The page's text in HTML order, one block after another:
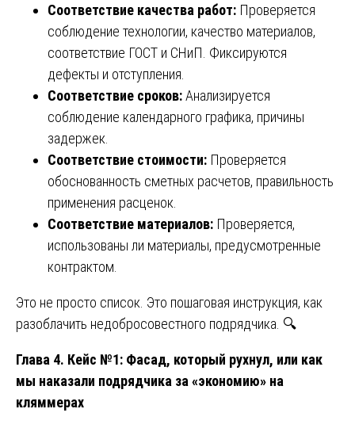
Соответствие качества работ: Проверяется
соблюдение технологии, качество материалов,
соответствие ГОСТ и СНиП. Фиксируются
дефекты и отступления.
Соответствие сроков:Анализируется
соблюдение календарного графика, причины
задержек.
Соответствие стоимости: Проверяется
обоснованность сметных расчетов, правильность
применения расценок.
Соответствие материалов: Проверяется,
использованы ли материалы, предусмотренные
контрактом.
Это не просто список. Это пошаговая инструкция, как
разоблачить недобросовестного подрядчика. 🔍
Глава 4. Кейс №1: Фасад, который рухнул, или как
мы наказали подрядчика за «экономию» на
кляммерах